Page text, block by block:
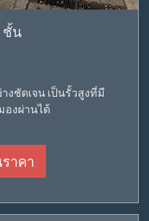
ชั้น
งชัดเจน เป็นรั้วสูงที่มี
งผ่านได้
าคา